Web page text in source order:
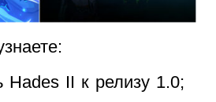
Hades II к релизу 1.0;